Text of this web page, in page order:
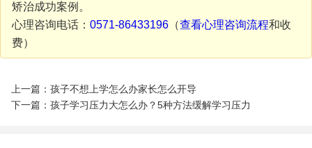
矫治成功案例。
心理咨询电话： 0571-86433196（查看心理咨询流程和收
费）
上一篇：孩子不想上学怎么办家长怎么开导
下一篇：孩子学习压力大怎么办？5种方法缓解学习压力